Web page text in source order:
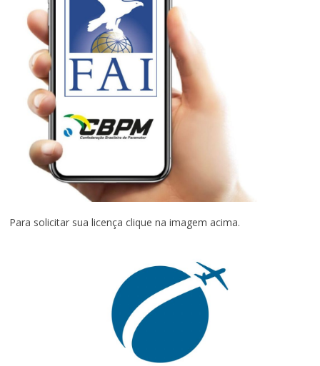
Para solicitar sua licença clique na imagem acima.